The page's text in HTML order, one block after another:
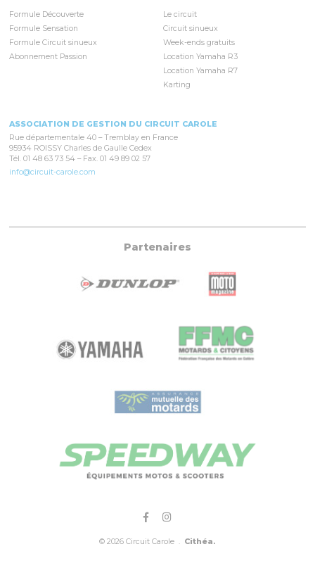
Formule Découverte
Formule Sensation
Formule Circuit sinueux
Abonnement Passion
Le circuit
Circuit sinueux
Week-ends gratuits
Location Yamaha R3
Location Yamaha R7
Karting
ASSOCIATION DE GESTION DU CIRCUIT CAROLE
Rue départementale 40 – Tremblay en France
95934 ROISSY Charles de Gaulle Cedex
Tél. 01 48 63 73 54 – Fax. 01 49 89 02 57
info@circuit-carole.com
Partenaires
© 2026 Circuit Carole . Cithéa.